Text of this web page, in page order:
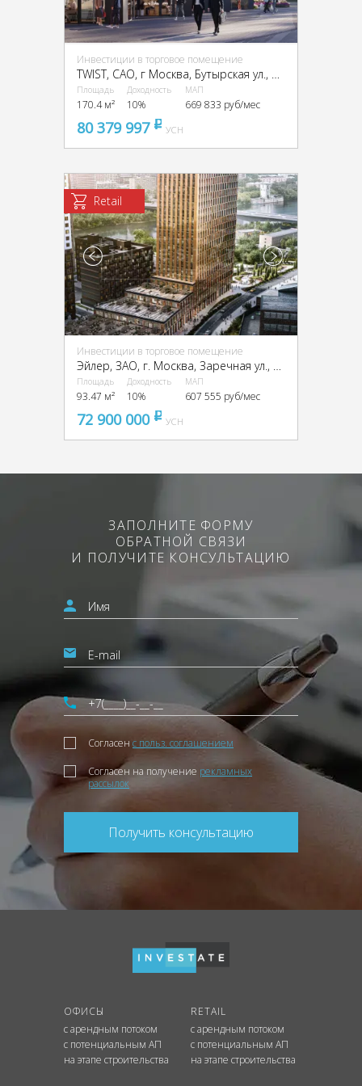
Инвестиции в торговое помещение
Площадь
170.4 м²
Доходность
10%
МАП
669 833 руб/мес
80 379 997 pуб
УСН
Retail
Инвестиции в торговое помещение
Эйлер, ЗАО, г. Москва, Заречная ул., вл6/1
Площадь
93.47 м²
Доходность
10%
МАП
607 555 руб/мес
72 900 000 pуб
УСН
ЗАПОЛНИТЕ ФОРМУ
ОБРАТНОЙ СВЯЗИ
И ПОЛУЧИТЕ КОНСУЛЬТАЦИЮ
Согласен с польз. соглашением
Согласен на получение рекламных
рассылок
Получить консультацию
ОФИСЫ
с арендным потоком
с потенциальным АП
на этапе строительства
RETAIL
с арендным потоком
с потенциальным АП
на этапе строительства